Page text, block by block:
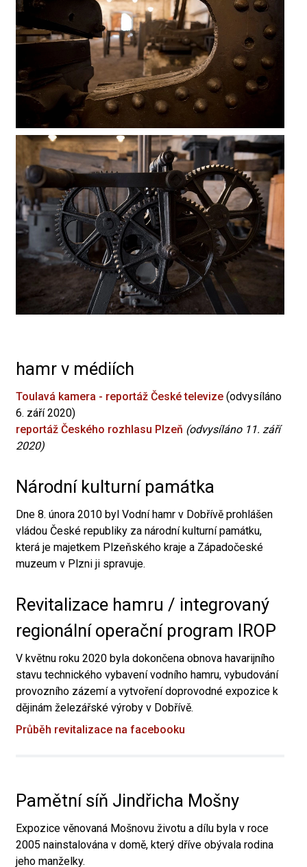
hamr v médiích
Toulavá kamera - reportáž České televize (odvysíláno
6. září 2020)
reportáž Českého rozhlasu Plzeň (odvysíláno 11. září
2020)
Národní kulturní památka
Dne 8. února 2010 byl Vodní hamr v Dobřívě prohlášen
vládou České republiky za národní kulturní památku,
která je majetkem Plzeňského kraje a Západočeské
muzeum v Plzni ji spravuje.
Revitalizace hamru / integrovaný
regionální operační program IROP
V květnu roku 2020 byla dokončena obnova havarijního
stavu technického vybavení vodního hamru, vybudování
provozního zázemí a vytvoření doprovodné expozice k
dějinám železářské výroby v Dobřívě.
Průběh revitalizace na facebooku
Pamětní síň Jindřicha Mošny
Expozice věnovaná Mošnovu životu a dílu byla v roce
2005 nainstalována v domě, který dříve obývala rodina
jeho manželky.